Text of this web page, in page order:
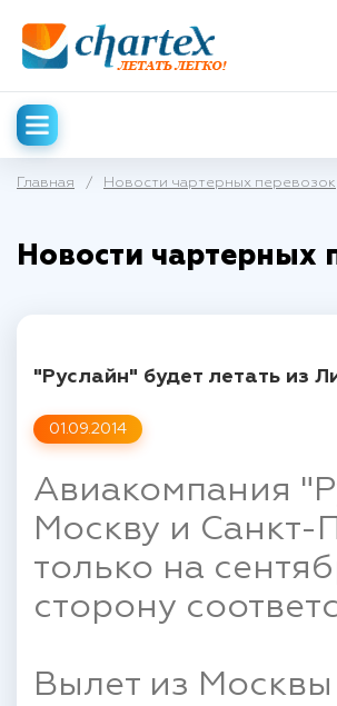
Главная / Новости чартерных перевозок
Новости чартерных
01.09.2014
"Руслайн" будет летать из
Авиакомпания
Москву и Санкт-
только на
сторону
Вылет из